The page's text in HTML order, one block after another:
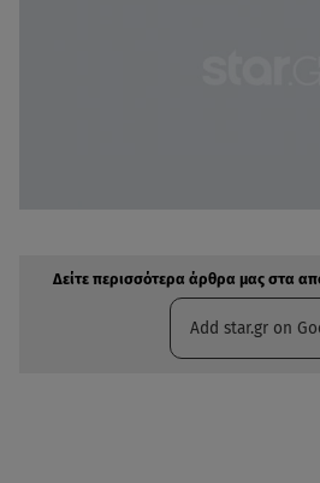
Δείτε περισσότερα άρθρα μας στα
Add star.gr on